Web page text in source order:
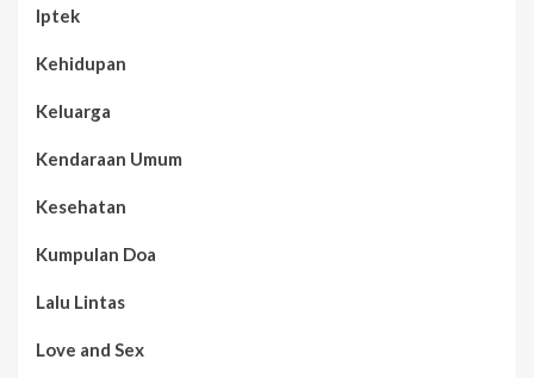
Iptek
Kehidupan
Keluarga
Kendaraan Umum
Kesehatan
Kumpulan Doa
Lalu Lintas
Love and Sex